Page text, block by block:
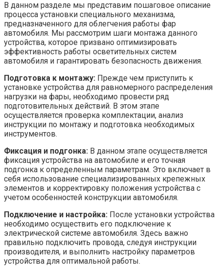
В данном разделе мы представим пошаговое описание
процесса установки специального механизма,
предназначенного для облегчения работы фар
автомобиля. Мы рассмотрим шаги монтажа данного
устройства, которое призвано оптимизировать
эффективность работы осветительных систем
автомобиля и гарантировать безопасность движения.
Подготовка к монтажу: Прежде чем приступить к
установке устройства для равномерного распределения
нагрузки на фары, необходимо провести ряд
подготовительных действий. В этом этапе
осуществляется проверка комплектации, анализ
инструкции по монтажу и подготовка необходимых
инструментов.
Фиксация и подгонка: В данном этапе осуществляется
фиксация устройства на автомобиле и его точная
подгонка к определенным параметрам. Это включает в
себя использование специализированных крепежных
элементов и корректировку положения устройства с
учетом особенностей конструкции автомобиля.
Подключение и настройка: После установки устройства
необходимо осуществить его подключение к
электрической системе автомобиля. Здесь важно
правильно подключить провода, следуя инструкции
производителя, и выполнить настройку параметров
устройства для оптимальной работы.